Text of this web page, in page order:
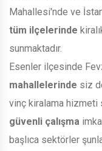
Mahallesi'nde ve
tüm ilçelerinde
sunmaktadır.
Esenler ilçesinde
mahallelerinde siz
vinç kiralama hizmeti
güvenli çalışma
başlıca sektörler